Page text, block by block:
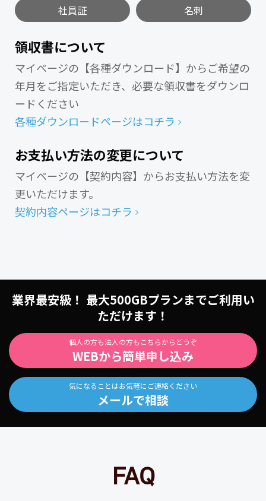
社員証 名刺
領収書について
マイページの【各種ダウンロード】からご希望の
年月をご指定いただき、 必要な領収書をダウンロ
ードください
各種ダウンロードページはコチラ
お支払い方法の変更について
マイページの【契約内容】からお支払い方法を変
更いただけます。
契約内容ページはコチラ
業界最安級！ 最大500GBプランまでご利用い
ただけます！
個人の方も法人の方もこちらからどうぞ
WEBから簡単申し込み
気になることはお気軽にご連絡ください
メールで相談
FAQ